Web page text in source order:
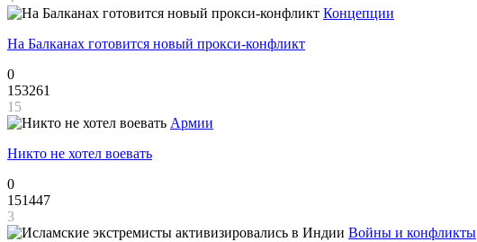
Концепции
На Балканах готовится новый прокси-конфликт
0
153261
15
Армии
Никто не хотел воевать
0
151447
3
Войны и конфликты